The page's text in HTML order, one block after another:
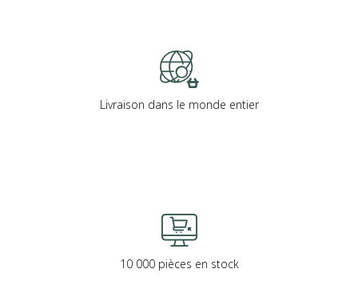
Livraison dans le monde entier
10 000 pièces en stock